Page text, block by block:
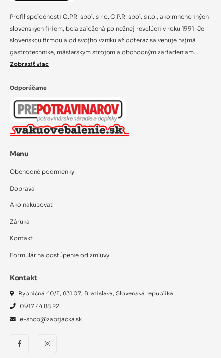
Profil spoločnosti G.P.R. spol. s r.o. G.P.R. spol. s r.o., ako mnoho iných
slovenských firiem, bola založená po nežnej revolúcii v roku 1991. Je
slovenskou firmou a od svojho vzniku až doteraz sa venuje najmä
gastrotechnike, mäsiarskym strojom a obchodným zariadeniam....
Zobraziť viac
Odporúčame
Menu
Obchodné podmienky
Doprava
Ako nakupovať
Záruka
Kontakt
Formulár na odstúpenie od zmluvy
Kontakt
Rybničná 40/E, 831 07, Bratislava, Slovenská republika
0917 44 88 22
e-shop@zabijacka.sk